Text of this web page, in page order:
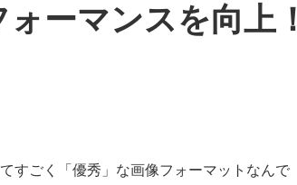
ーマンスを向上！
すごく「優秀」な画像フォーマットなんで